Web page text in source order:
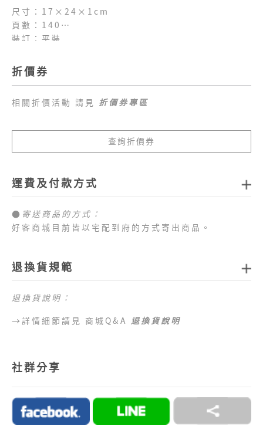
尺寸：17×24×1cm
頁數：140
裝訂：平裝
折價券
相關折價活動 請見 折價券專區
查詢折價券
運費及付款方式
● 寄送商品的方式：
好客商城目前皆以宅配到府的方式寄出商品。
1.全站消費滿新臺幣
區 （澎湖、金門、馬祖、綠島、蘭嶼、小琉球等地
區）及海外地區暫不提供配送服務，敬請見諒。
ATM、ATM櫃台機、超商代碼繳費。
→詳情細節請見 商城Q&A購物說明
退換貨規範
退換貨說明：
→詳情細節請見 商城Q&A 退換貨說明
社群分享